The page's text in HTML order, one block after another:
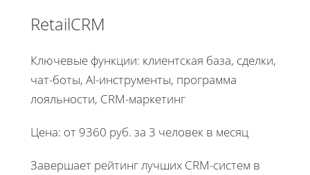
RetailCRM
Ключевые функции: клиентская база, сделки,
чат-боты, AI-инструменты, программа
лояльности, CRM-маркетинг
Цена: от 9360 руб. за 3 человек в месяц
Завершает рейтинг лучших CRM-систем в